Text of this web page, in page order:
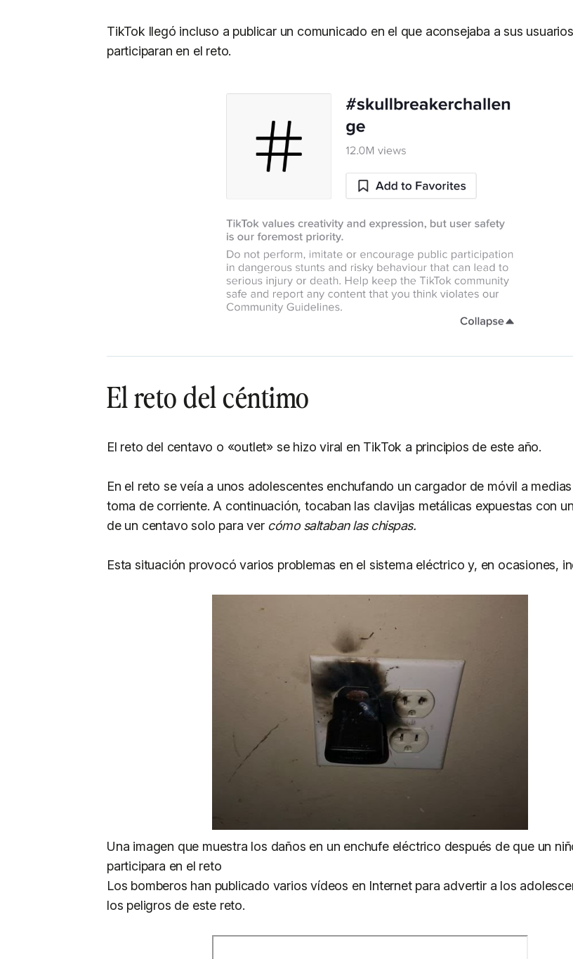
TikTok llegó incluso a publicar un comunicado en el que aconsejaba a sus
participaran en el reto.
El reto del céntimo
El reto del centavo o «outlet» se hizo viral en TikTok a principios de este año.
En el reto se veía a unos adolescentes enchufando un cargador de móvil a
toma de corriente. A continuación, tocaban las clavijas metálicas expuestas con
de un centavo solo para ver cómo saltaban las chispas.
Esta situación provocó varios problemas en el sistema eléctrico y, en ocasiones,
Una imagen que muestra los daños en un enchufe eléctrico después de que un
participara en el reto
Los bomberos han publicado varios vídeos en Internet para advertir a los
los peligros de este reto.